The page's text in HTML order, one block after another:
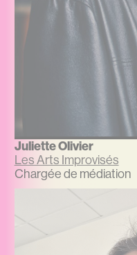
Juliette Olivier
Les Arts Improvisés
Chargée de médiation